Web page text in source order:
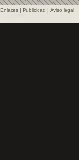
Enlaces | Publicidad | Aviso legal